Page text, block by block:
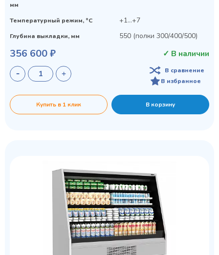
мм
Температурный режим, °C +1...+7
Глубина выкладки, мм 550 (полки 300/400/500)
356 600 ₽ ✓ В наличии
В сравнение
В избранное
Купить в 1 клик В корзину